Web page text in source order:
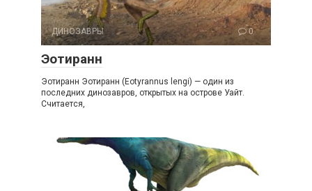
ДИНОЗАВРЫ 0
Эотиранн
Эотиранн Эотиранн (Eotyrannus lengi) — один из
последних динозавров, открытых на острове Уайт.
Считается,